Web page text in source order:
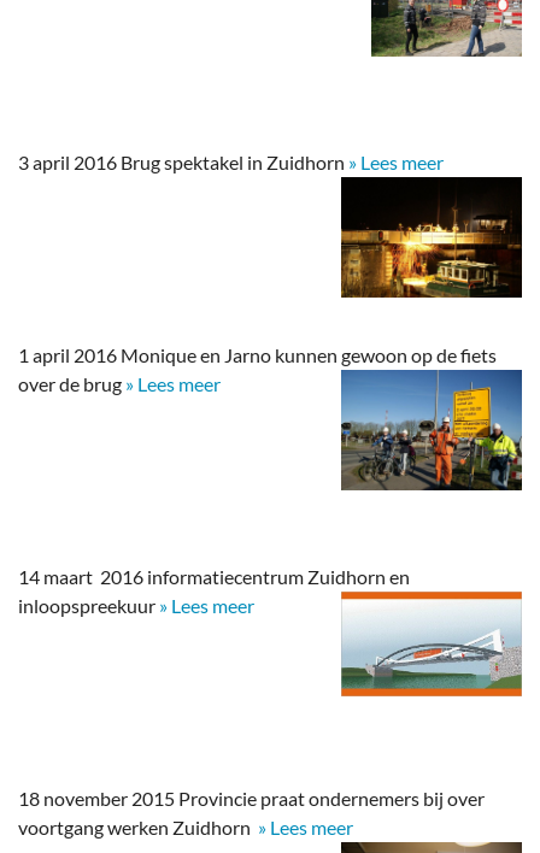
3 april 2016 Brug spektakel in Zuidhorn » Lees meer
1 april 2016 Monique en Jarno kunnen gewoon op de fiets
over de brug » Lees meer
14 maart 2016 informatiecentrum Zuidhorn en
inloopspreekuur » Lees meer
18 november 2015 Provincie praat ondernemers bij over
voortgang werken Zuidhorn » Lees meer